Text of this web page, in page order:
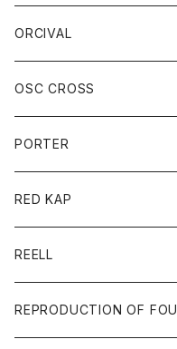
Tシャツ
ロングスリーブＴシャツ
ジーンズ
パンツ
ボトム
スカート
ORCIVAL
アウター
コート
ジャケット
アクセサリー
バッグ
キッズ
Tシャツ
帽子
グッズ
靴
トップス
OSC CROSS
ダウンジャケット
PORTER
カードホルダー
キーホルダー
財布
RED KAP
REELL
パンツ
REPRODUCTION OF